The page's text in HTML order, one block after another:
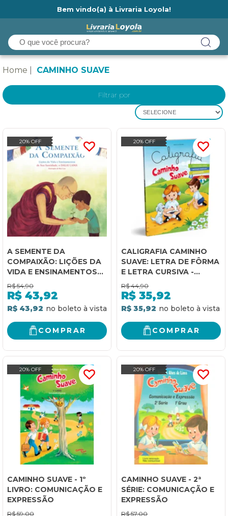
Bem vindo(a) à Livraria Loyola!
Home CAMINHO SUAVE
Filtrar por
SELECIONE
20% OFF
A SEMENTE DA
COMPAIXÃO: LIÇÕES DA
VIDA E ENSINAMENTOS
DE SUA SANTIDADE, O
DALAI LAMA
R$ 54,90
R$ 43,92
R$ 43,92
COMPRAR
20% OFF
CALIGRAFIA CAMINHO
SUAVE: LETRA DE FÔRMA
E LETRA CURSIVA -
ALFABETIZAÇÃO
INFANTIL
R$ 44,90
R$ 35,92
R$ 35,92
COMPRAR
20% OFF
CAMINHO SUAVE - 1º
LIVRO: COMUNICAÇÃO E
EXPRESSÃO
R$ 59,00
20% OFF
CAMINHO SUAVE - 2ª
SÉRIE: COMUNICAÇÃO E
EXPRESSÃO
R$ 57,00